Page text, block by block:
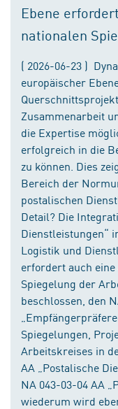
Ebene
nationalen
( 2026-06-23 )
europäischer
Zusammenarbeit
die Expertise
erfolgreich in die
zu können. Dies
Bereich der
postalischen
Detail? Die
Dienstleistungen“
Logistik und
erfordert auch
Spiegelung der
beschlossen, den
Spiegelungen,
Arbeitskreises in
AA „Postalische
NA 043-03-04 AA
wiederum wird